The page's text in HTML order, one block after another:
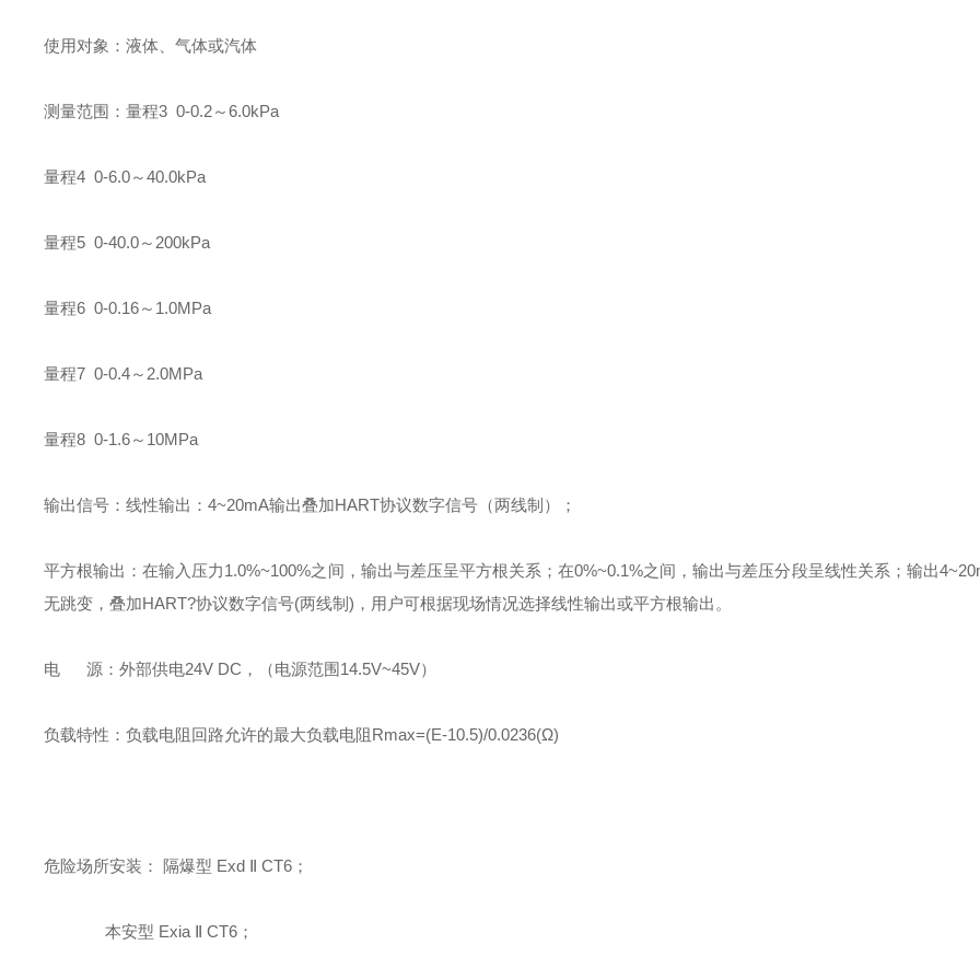
使用对象：液体、气体或汽体
测量范围：量程3 0-0.2～6.0kPa
量程4 0-6.0～40.0kPa
量程5 0-40.0～200kPa
量程6 0-0.16～1.0MPa
量程7 0-0.4～2.0MPa
量程8 0-1.6～10MPa
输出信号：线性输出：4~20mA输出叠加HART协议数字信号（两线制）；
平方根输出：在输入压力1.0%~100%之间，输出与差压呈平方根关系；在0%~0.1%之间，输出与差压分段呈线性关系；输出
无跳变，叠加HART?协议数字信号(两线制)，用户可根据现场情况选择线性输出或平方根输出。
电 源：外部供电24V DC，（电源范围14.5V~45V）
负载特性：负载电阻回路允许的最大负载电阻Rmax=(E-10.5)/0.0236(Ω)
危险场所安装： 隔爆型 Exd Ⅱ CT6；
本安型 Exia Ⅱ CT6；